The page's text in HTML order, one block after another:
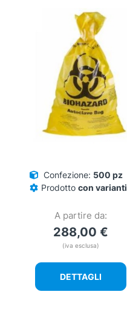
Confezione: 500 pz
Prodotto con varianti
A partire da:
288,00 €
(iva esclusa)
DETTAGLI